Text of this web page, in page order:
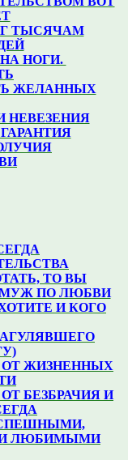
ТЫСЯЧАМ
НОГИ.
ЖЕЛАННЫХ
НЕВЕЗЕНИЯ
ТО ВЫ
ПО ЛЮБВИ
И КОГО
ОТ ЖИЗНЕННЫХ
БЕЗБРАЧИЯ И
И ЛЮБИМЫМИ